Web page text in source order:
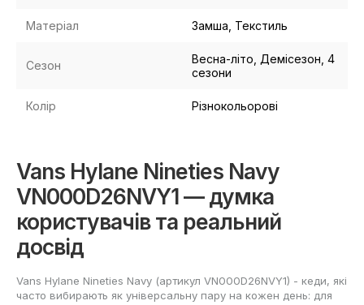
Матеріал Замша, Текстиль
Сезон
Весна-літо, Демісезон, 4
сезони
Колір Різнокольорові
Vans Hylane Nineties Navy
VN000D26NVY1 — думка
користувачів та реальний
досвід
Vans Hylane Nineties Navy (артикул VN000D26NVY1) - кеди, які
часто вибирають як універсальну пару на кожен день: для